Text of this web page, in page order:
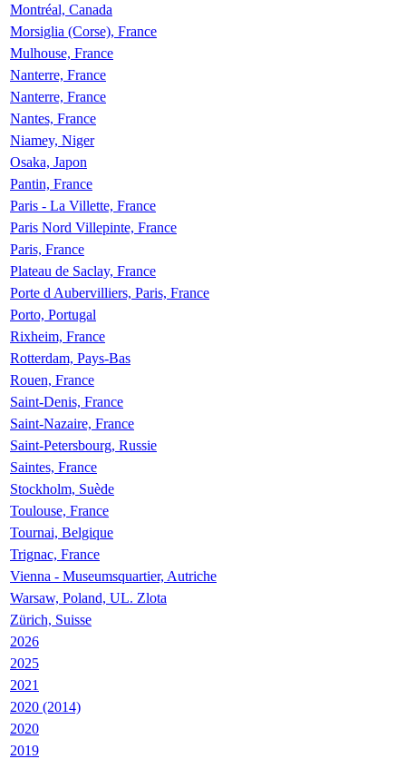
Montréal, Canada
Morsiglia (Corse), France
Mulhouse, France
Nanterre, France
Nanterre, France
Nantes, France
Niamey, Niger
Osaka, Japon
Pantin, France
Paris - La Villette, France
Paris Nord Villepinte, France
Paris, France
Plateau de Saclay, France
Porte d Aubervilliers, Paris, France
Porto, Portugal
Rixheim, France
Rotterdam, Pays-Bas
Rouen, France
Saint-Denis, France
Saint-Nazaire, France
Saint-Petersbourg, Russie
Saintes, France
Stockholm, Suède
Toulouse, France
Tournai, Belgique
Trignac, France
Vienna - Museumsquartier, Autriche
Warsaw, Poland, UL. Zlota
Zürich, Suisse
2026
2025
2021
2020 (2014)
2020
2019